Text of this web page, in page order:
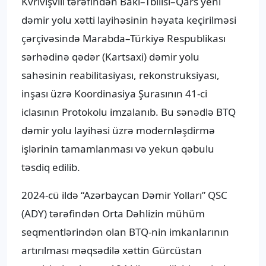
dəmir yolu xətti layihəsinin həyata keçirilməsi
çərçivəsində Marabda–Türkiyə Respublikası
sərhədinə qədər (Kartsaxi) dəmir yolu
sahəsinin reabilitasiyası, rekonstruksiyası,
inşası üzrə Koordinasiya Şurasının 41-ci
iclasının Protokolu imzalanıb. Bu sənədlə BTQ
dəmir yolu layihəsi üzrə modernləşdirmə
işlərinin tamamlanması və yekun qəbulu
təsdiq edilib.
2024-cü ildə “Azərbaycan Dəmir Yolları” QSC
(ADY) tərəfindən Orta Dəhlizin mühüm
seqmentlərindən olan BTQ-nin imkanlarının
artırılması məqsədilə xəttin Gürcüstan